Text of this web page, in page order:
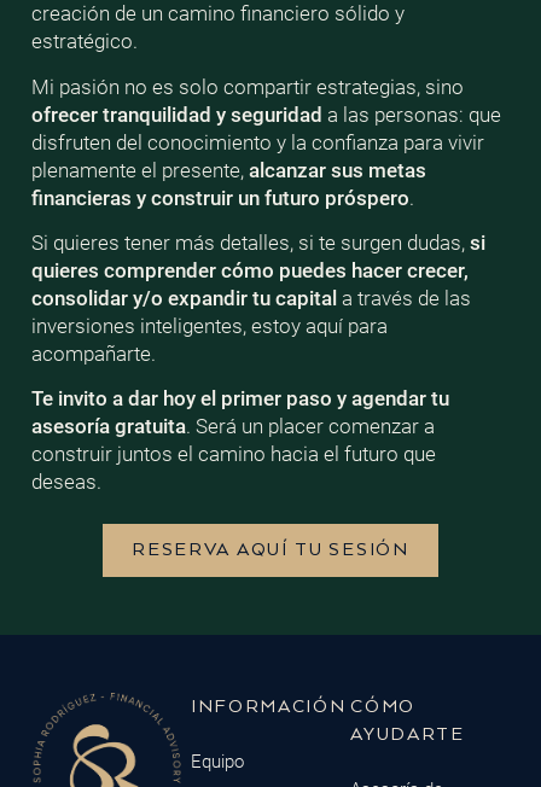
creación de un camino financiero sólido y
estratégico.
Mi pasión no es solo compartir estrategias, sino
ofrecer tranquilidad y seguridad a las personas: que
disfruten del conocimiento y la confianza para vivir
plenamente el presente, alcanzar sus metas
financieras y construir un futuro próspero.
Si quieres tener más detalles, si te surgen dudas, si
quieres comprender cómo puedes hacer crecer,
consolidar y/o expandir tu capitala través de las
inversiones inteligentes, estoy aquí para
acompañarte.
Te invito a dar hoy el primer paso y agendar tu
asesoría gratuita. Será un placer comenzar a
construir juntos el camino hacia el futuro que
deseas.
RESERVA AQUÍ TU SESIÓN
INFORMACIÓN
Equipo
CÓMO
AYUDARTE